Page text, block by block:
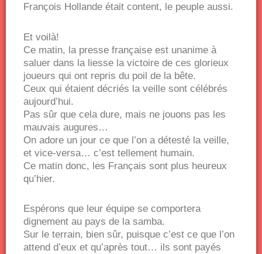
François Hollande était content, le peuple aussi.
Et voilà!
Ce matin, la presse française est unanime à
saluer dans la liesse la victoire de ces glorieux
joueurs qui ont repris du poil de la bête.
Ceux qui étaient décriés la veille sont célébrés
aujourd’hui.
Pas sûr que cela dure, mais ne jouons pas les
mauvais augures…
On adore un jour ce que l’on a détesté la veille,
et vice-versa… c’est tellement humain.
Ce matin donc, les Français sont plus heureux
qu’hier.
Espérons que leur équipe se comportera
dignement au pays de la samba.
Sur le terrain, bien sûr, puisque c’est ce que l’on
attend d’eux et qu’après tout… ils sont payés